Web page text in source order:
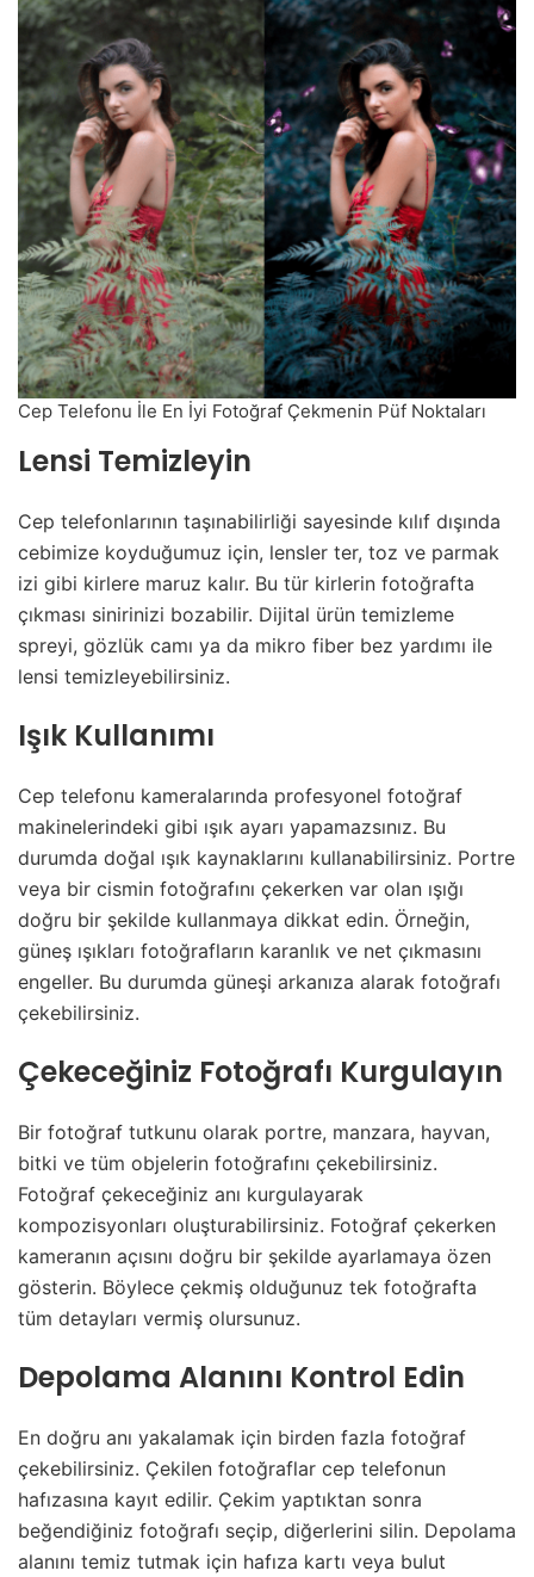
Cep Telefonu İle En İyi Fotoğraf Çekmenin Püf Noktaları
Lensi Temizleyin
Cep telefonlarının taşınabilirliği sayesinde kılıf dışında
cebimize koyduğumuz için, lensler ter, toz ve parmak
izi gibi kirlere maruz kalır. Bu tür kirlerin fotoğrafta
çıkması sinirinizi bozabilir. Dijital ürün temizleme
spreyi, gözlük camı ya da mikro fiber bez yardımı ile
lensi temizleyebilirsiniz.
Işık Kullanımı
Cep telefonu kameralarında profesyonel fotoğraf
makinelerindeki gibi ışık ayarı yapamazsınız. Bu
durumda doğal ışık kaynaklarını kullanabilirsiniz. Portre
veya bir cismin fotoğrafını çekerken var olan ışığı
doğru bir şekilde kullanmaya dikkat edin. Örneğin,
güneş ışıkları fotoğrafların karanlık ve net çıkmasını
engeller. Bu durumda güneşi arkanıza alarak fotoğrafı
çekebilirsiniz.
Çekeceğiniz Fotoğrafı Kurgulayın
Bir fotoğraf tutkunu olarak portre, manzara, hayvan,
bitki ve tüm objelerin fotoğrafını çekebilirsiniz.
Fotoğraf çekeceğiniz anı kurgulayarak
kompozisyonları oluşturabilirsiniz. Fotoğraf çekerken
kameranın açısını doğru bir şekilde ayarlamaya özen
gösterin. Böylece çekmiş olduğunuz tek fotoğrafta
tüm detayları vermiş olursunuz.
Depolama Alanını Kontrol Edin
En doğru anı yakalamak için birden fazla fotoğraf
çekebilirsiniz. Çekilen fotoğraflar cep telefonun
hafızasına kayıt edilir. Çekim yaptıktan sonra
beğendiğiniz fotoğrafı seçip, diğerlerini silin. Depolama
alanını temiz tutmak için hafıza kartı veya bulut